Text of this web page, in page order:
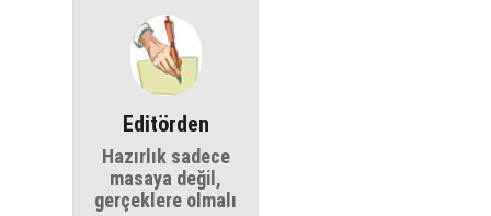
Editörden
Hazırlık sadece
masaya değil,
gerçeklere olmalı